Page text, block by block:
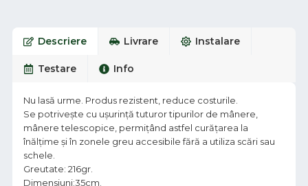
Descriere Livrare Instalare
Testare Info
Nu lasă urme. Produs rezistent, reduce costurile.
Se potrivește cu ușurință tuturor tipurilor de mânere,
mânere telescopice, permițând astfel curățarea la
înălțime și în zonele greu accesibile fără a utiliza scări sau
schele.
Greutate: 216gr.
Dimensiuni:35cm.